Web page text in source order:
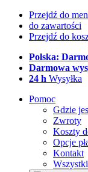
Przejdź do
do zawartości
Przejdź do
Polska:
Darmowa
24 h Wysyłka
Pomoc
Gdzie
Zwroty
Koszty
Opcje
Kontakt